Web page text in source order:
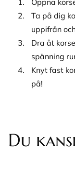
Ta på dig
uppifrån
Dra åt
spänning
Knyt fast
på!
Du